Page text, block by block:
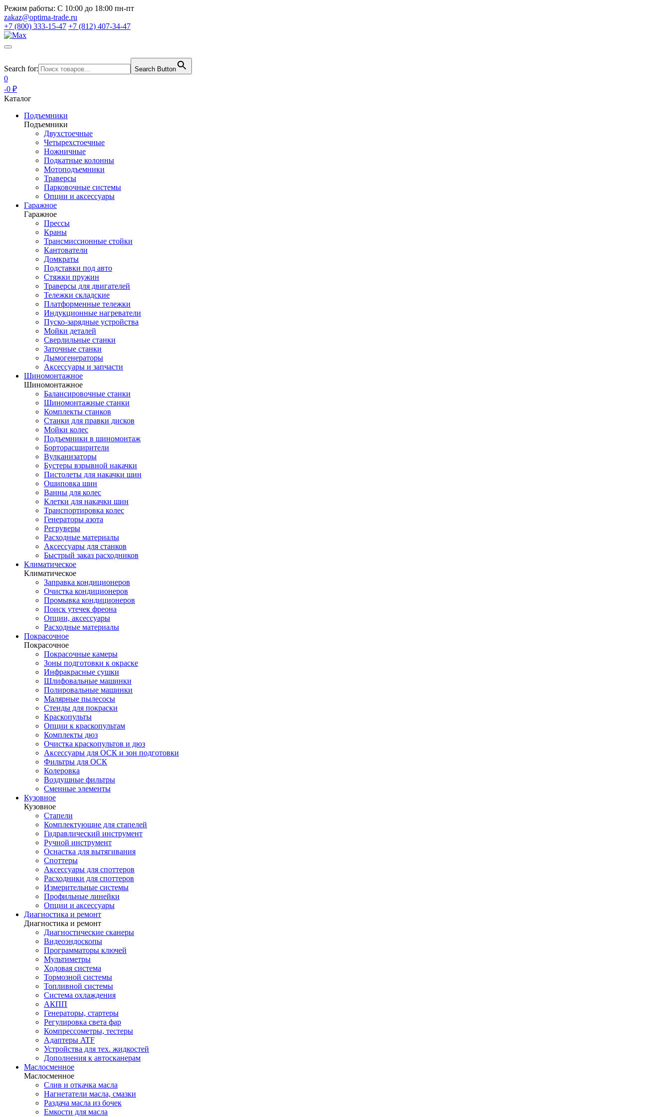
Режим работы: С 10:00 до 18:00 пн-пт
zakaz@optima-trade.ru
+7 (800) 333-15-47 +7 (812) 407-34-47
Search for: Search Button
0
-0 ₽
Каталог
Подъемники
Подъемники
Двухстоечные
Четырехстоечные
Ножничные
Подкатные колонны
Мотоподъемники
Траверсы
Парковочные системы
Опции и аксессуары
Гаражное
Гаражное
Прессы
Краны
Трансмиссионные стойки
Кантователи
Домкраты
Подставки под авто
Стяжки пружин
Траверсы для двигателей
Тележки складские
Платформенные тележки
Индукционные нагреватели
Пуско-зарядные устройства
Мойки деталей
Сверлильные станки
Заточные станки
Дымогенераторы
Аксессуары и запчасти
Шиномонтажное
Шиномонтажное
Балансировочные станки
Шиномонтажные станки
Комплекты станков
Станки для правки дисков
Мойки колес
Подъемники в шиномонтаж
Борторасширители
Вулканизаторы
Бустеры взрывной накачки
Пистолеты для накачки шин
Ошиповка шин
Ванны для колес
Клетки для накачки шин
Транспортировка колес
Генераторы азота
Регруверы
Расходные материалы
Аксессуары для станков
Быстрый заказ расходников
Климатическое
Климатическое
Заправка кондиционеров
Очистка кондиционеров
Промывка кондиционеров
Поиск утечек фреона
Опции, аксессуары
Расходные материалы
Покрасочное
Покрасочное
Покрасочные камеры
Зоны подготовки к окраске
Инфракрасные сушки
Шлифовальные машинки
Полировальные машинки
Малярные пылесосы
Стенды для покраски
Краскопульты
Опции к краскопультам
Комплекты дюз
Очистка краскопультов и дюз
Аксессуары для ОСК и зон подготовки
Фильтры для ОСК
Колеровка
Воздушные фильтры
Сменные элементы
Кузовное
Кузовное
Стапели
Комплектующие для стапелей
Гидравлический инструмент
Ручной инструмент
Оснастка для вытягивания
Споттеры
Аксессуары для споттеров
Расходники для споттеров
Измерительные системы
Профильные линейки
Опции и аксессуары
Диагностика и ремонт
Диагностика и ремонт
Диагностические сканеры
Видеоэндоскопы
Программаторы ключей
Мультиметры
Ходовая система
Тормозной системы
Топливной системы
Система охлаждения
АКПП
Генераторы, стартеры
Регулировка света фар
Компрессометры, тестеры
Адаптеры ATF
Устройства для тех. жидкостей
Дополнения к автосканерам
Маслосменное
Маслосменное
Слив и откачка масла
Нагнетатели масла, смазки
Раздача масла из бочек
Емкости для масла